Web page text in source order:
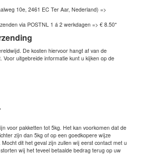
10e, 2461 EC Ter Aar, Nederland) =>
via POSTNL 1 á 2 werkdagen => € 8.50*
De kosten hiervoor hangt af van de
Voor uitgebreide informatie kunt u kijken op de
voor pakketten tot 5kg. Het kan voorkomen dat de
zijn dan 5kg of op een goedkopere wijze
dit het geval zijn zullen wij eerst contact met u
wij het teveel betaalde bedrag terug op uw